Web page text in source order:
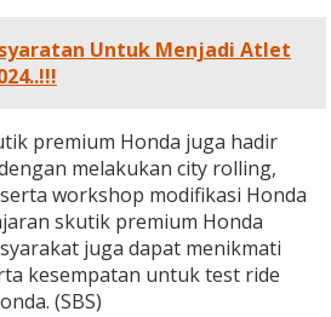
Untuk Menjadi Atlet
premium Honda juga hadir
melakukan city rolling,
workshop modifikasi Honda
skutik premium Honda
juga dapat menikmati
kesempatan untuk test ride
(SBS)